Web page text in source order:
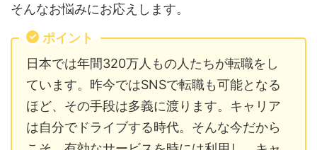
そんなお悩みにお応えします。
ポイント
日本では年間320万人もの人たちが転職をし
ています。昨今ではSNSで転職も可能となる
ほど、その手段は多義に渡ります。キャリア
は自分でドライブする時代。そんな今だから